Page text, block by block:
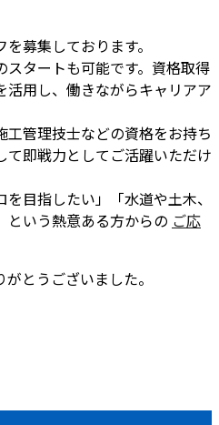
募集しております。
タートも可能です。資格取得
用し、働きながらキャリアア
管理技士などの資格をお持ち
て即戦力としてご活躍いただけ
を目指したい」「水道や土木、
という熱意ある方からの ご応
とうございました。